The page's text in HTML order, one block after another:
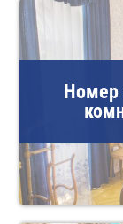
Номер